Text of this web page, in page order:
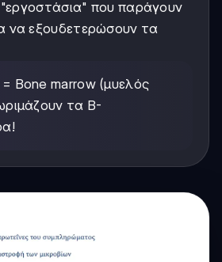
"εργοστάσια" που παράγουν
να εξουδετερώσουν τα
Bone marrow (μυελός
τα Β-